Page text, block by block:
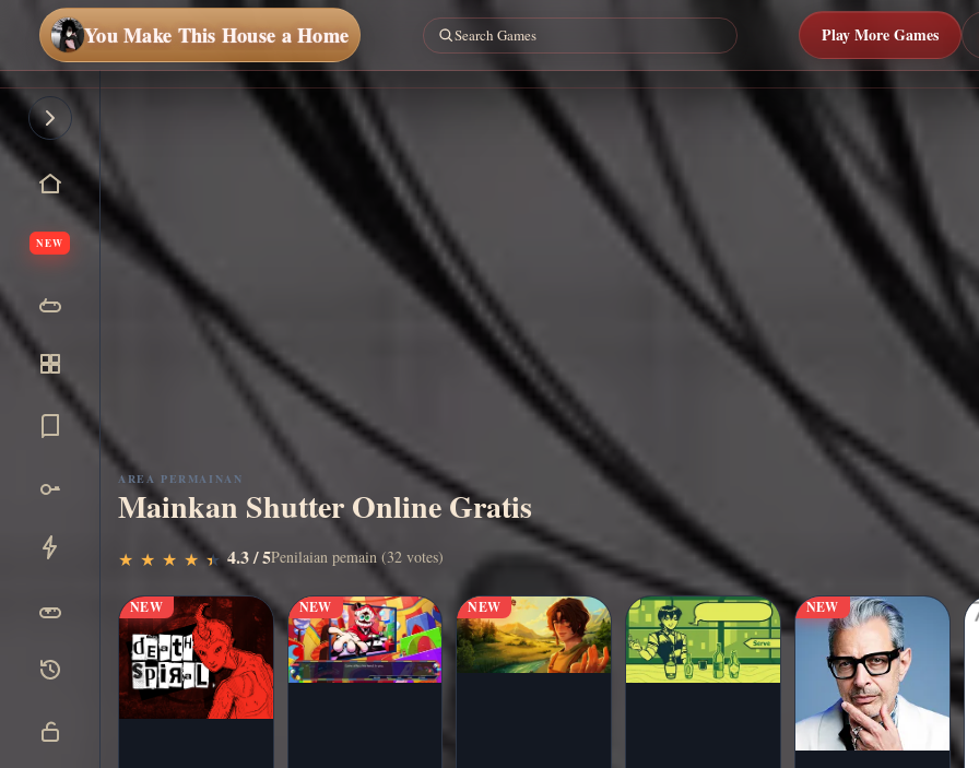
You Make This House a Home Play More Games
NEW
Main
AREA PERMAINAN
Mainkan Shutter Online Gratis
★
★ ★
★ ★
★ ★
★ ★
★ 4.3 / 5Penilaian pemain (32 votes)
NEW NEW NEW NEW